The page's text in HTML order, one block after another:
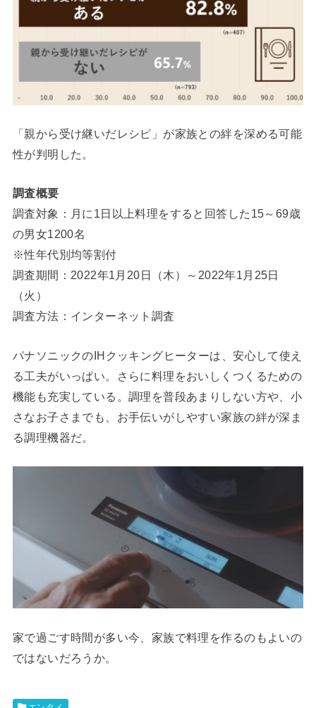
「親から受け継いだレシピ」が家族との絆を深める可能
性が判明した。
調査概要
調査対象：月に1日以上料理をすると回答した15～69歳
の男女1200名
※性年代別均等割付
調査期間：2022年1月20日（木）～2022年1月25日
（火）
調査方法：インターネット調査
パナソニックのIHクッキングヒーターは、安心して使え
る工夫がいっぱい。さらに料理をおいしくつくるための
機能も充実している。調理を普段あまりしない方や、小
さなお子さまでも、お手伝いがしやすい家族の絆が深ま
る調理機器だ。
家で過ごす時間が多い今、家族で料理を作るのもよいの
ではないだろうか。